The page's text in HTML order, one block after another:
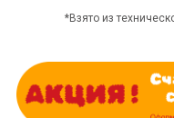
*Взято из